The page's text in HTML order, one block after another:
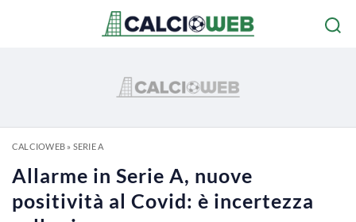
CALCIOWEB» SERIE A
Allarme in Serie A, nuove
positività al Covid: è incertezza